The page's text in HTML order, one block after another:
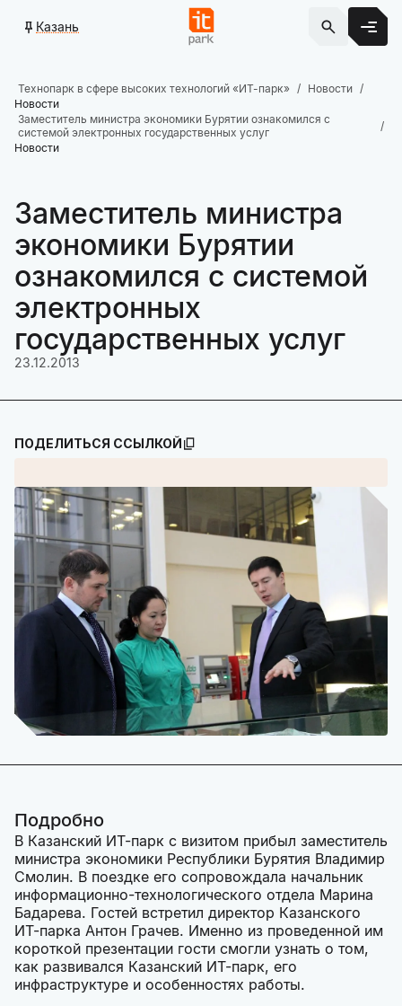
Казань
Технопарк в сфере высоких технологий «ИТ-парк»
Новости
Новости
Заместитель министра экономики Бурятии ознакомился с
системой электронных государственных услуг
Новости
Заместитель министра
экономики Бурятии
ознакомился с системой
электронных
государственных услуг
23.12.2013
ПОДЕЛИТЬСЯ ССЫЛКОЙ
Подробно
В Казанский ИТ-парк с визитом прибыл заместитель
министра экономики Республики Бурятия Владимир
Смолин. В поездке его сопровождала начальник
информационно-технологического отдела Марина
Бадарева. Гостей встретил директор Казанского
ИТ-парка Антон Грачев. Именно из проведенной им
короткой презентации гости смогли узнать о том,
как развивался Казанский ИТ-парк, его
инфраструктуре и особенностях работы.